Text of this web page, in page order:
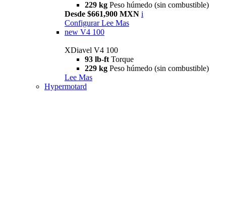
229 kg Peso húmedo (sin combustible)
Desde $661,900 MXN i
Configurar Lee Mas
new V4 100
XDiavel V4 100
93 lb-ft Torque
229 kg Peso húmedo (sin combustible)
Lee Mas
Hypermotard